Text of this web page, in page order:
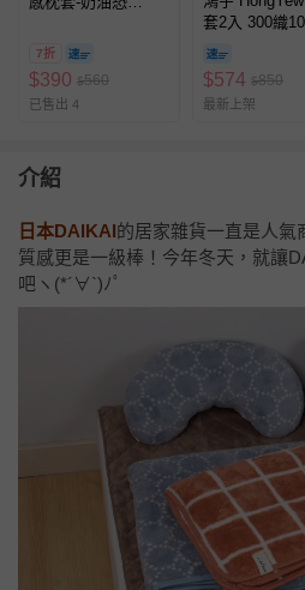
7折
$390 $560
已售出 4
套2入 300織
絲-伊凡亞
$574 $850
最新上架
介紹
日本DAIKAI的居家雜貨一直是人氣
質感更是一級棒！今年冬天，就讓
吧 ヽ (*´ ∀`)ﾉﾟ